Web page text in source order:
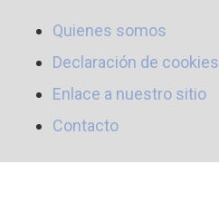
Quienes somos
Declaración de cookies
Enlace a nuestro sitio
Contacto